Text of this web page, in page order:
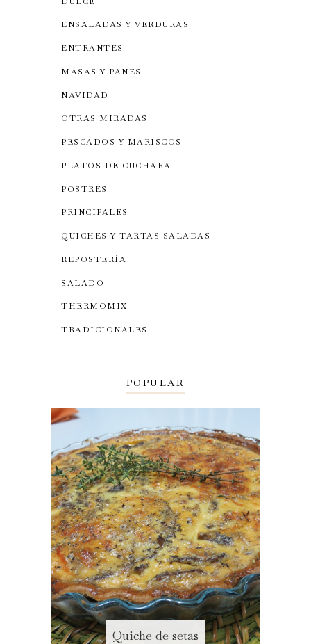
ENSALADAS Y VERDURAS
ENTRANTES
MASAS Y PANES
NAVIDAD
OTRAS MIRADAS
PESCADOS Y MARISCOS
PLATOS DE CUCHARA
POSTRES
PRINCIPALES
QUICHES Y TARTAS SALADAS
REPOSTERÍA
SALADO
THERMOMIX
TRADICIONALES
POPULAR
Quiche de setas